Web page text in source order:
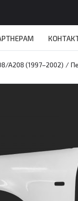
A208 (1997–2002) /